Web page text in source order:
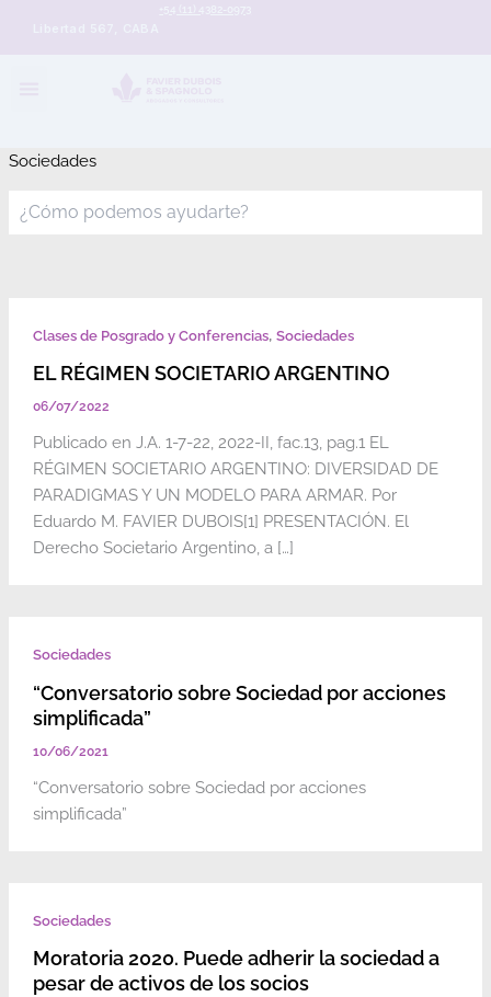
Sociedades
Clases de Posgrado y Conferencias, Sociedades
EL RÉGIMEN SOCIETARIO ARGENTINO
06/07/2022
Publicado en J.A. 1-7-22, 2022-II, fac.13, pag.1 EL
RÉGIMEN SOCIETARIO ARGENTINO: DIVERSIDAD DE
PARADIGMAS Y UN MODELO PARA ARMAR. Por
Eduardo M. FAVIER DUBOIS[1] PRESENTACIÓN. El
Derecho Societario Argentino, a […]
Sociedades
“Conversatorio sobre Sociedad por acciones
simplificada”
10/06/2021
“Conversatorio sobre Sociedad por acciones
simplificada”
Sociedades
Moratoria 2020. Puede adherir la sociedad a
pesar de activos de los socios